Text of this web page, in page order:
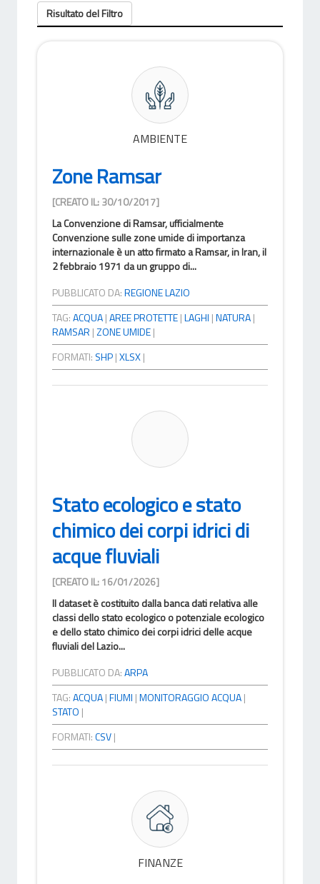
Risultato del Filtro
AMBIENTE
Zone Ramsar
[CREATO IL: 30/10/2017]
La Convenzione di Ramsar, ufficialmente
Convenzione sulle zone umide di importanza
internazionale è un atto firmato a Ramsar, in Iran, il
2 febbraio 1971 da un gruppo di...
PUBBLICATO DA:REGIONE LAZIO
TAG:ACQUA|AREE PROTETTE|LAGHI |NATURA|
RAMSAR |ZONE UMIDE|
FORMATI: SHP|XLSX|
Stato ecologico e stato
chimico dei corpi idrici di
acque fluviali
[CREATO IL: 16/01/2026]
Il dataset è costituito dalla banca dati relativa alle
classi dello stato ecologico o potenziale ecologico
e dello stato chimico dei corpi idrici delle acque
fluviali del Lazio...
PUBBLICATO DA:ARPA
TAG:ACQUA|FIUMI |MONITORAGGIO ACQUA|
STATO |
FORMATI:CSV|
FINANZE